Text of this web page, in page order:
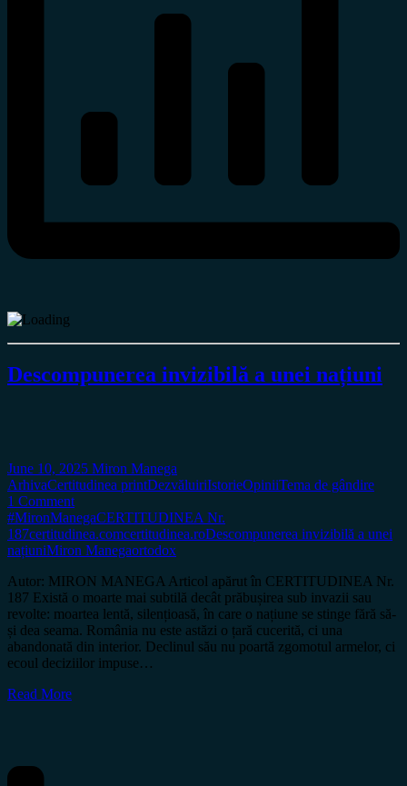
Descompunerea invizibilă a unei națiuni
June 10, 2025 Miron Manega
ArhivaCertitudinea printDezvăluiriIstorieOpiniiTema de gândire
1 Comment
#MironManegaCERTITUDINEA Nr.
187certitudinea.comcertitudinea.roDescompunerea invizibilă a unei
națiuniMiron Manegaortodox
Autor: MIRON MANEGA Articol apărut în CERTITUDINEA Nr.
187 Există o moarte mai subtilă decât prăbușirea sub invazii sau
revolte: moartea lentă, silențioasă, în care o națiune se stinge fără să-
și dea seama. România nu este astăzi o țară cucerită, ci una
abandonată din interior. Declinul său nu poartă zgomotul armelor, ci
ecoul deciziilor impuse…
Read More